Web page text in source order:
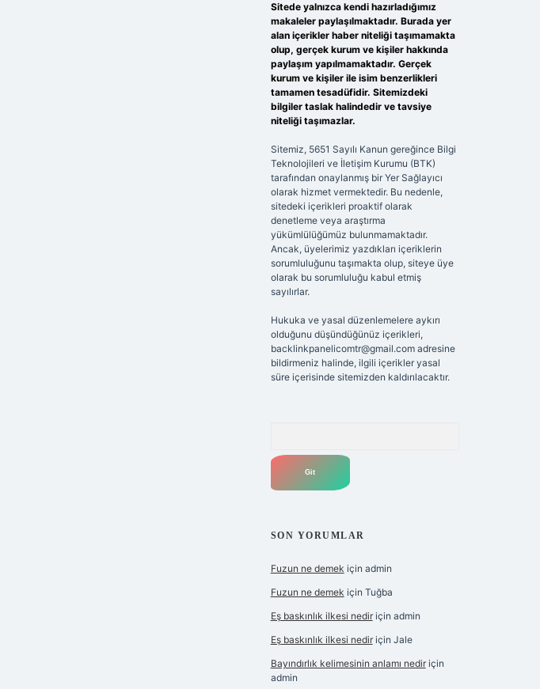
Sitede yalnızca kendi hazırladığımız
makaleler paylaşılmaktadır. Burada yer
alan içerikler haber niteliği taşımamakta
olup, gerçek kurum ve kişiler hakkında
paylaşım yapılmamaktadır. Gerçek
kurum ve kişiler ile isim benzerlikleri
tamamen tesadüfidir. Sitemizdeki
bilgiler taslak halindedir ve tavsiye
niteliği taşımazlar.
Sitemiz, 5651 Sayılı Kanun gereğince Bilgi
Teknolojileri ve İletişim Kurumu (BTK)
tarafından onaylanmış bir Yer Sağlayıcı
olarak hizmet vermektedir. Bu nedenle,
sitedeki içerikleri proaktif olarak
denetleme veya araştırma
yükümlülüğümüz bulunmamaktadır.
Ancak, üyelerimiz yazdıkları içeriklerin
sorumluluğunu taşımakta olup, siteye üye
olarak bu sorumluluğu kabul etmiş
sayılırlar.
Hukuka ve yasal düzenlemelere aykırı
olduğunu düşündüğünüz içerikleri,
backlinkpanelicomtr@gmail.comadresine
bildirmeniz halinde, ilgili içerikler yasal
süre içerisinde sitemizden kaldırılacaktır.
SON YORUMLAR
Fuzun ne demek için admin
Fuzun ne demek için Tuğba
Eş baskınlık ilkesi nediriçin admin
Eş baskınlık ilkesi nediriçin Jale
Bayındırlık kelimesinin anlamı nediriçin
admin